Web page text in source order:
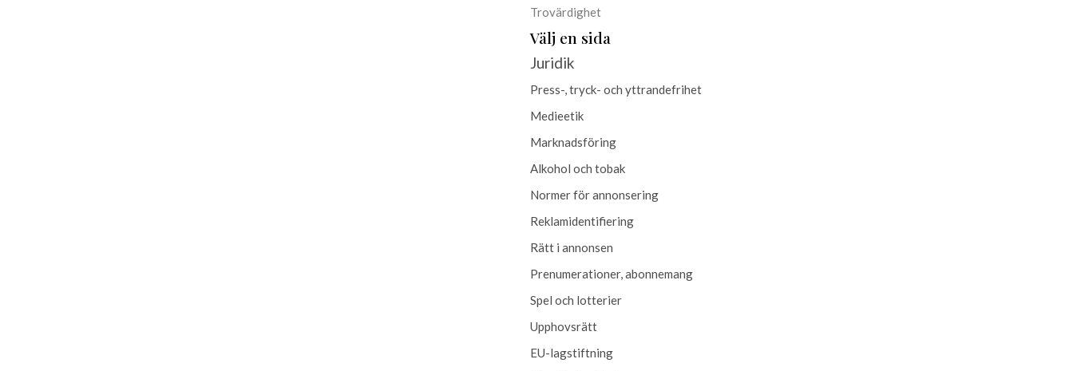
Trovärdighet
Välj en sida
Juridik
Press-, tryck- och yttrandefrihet
Medieetik
Marknadsföring
Alkohol och tobak
Normer för annonsering
Reklamidentifiering
Rätt i annonsen
Prenumerationer, abonnemang
Spel och lotterier
Upphovsrätt
EU-lagstiftning